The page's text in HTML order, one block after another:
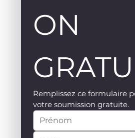
ON
Remplissez ce formulaire
votre soumission gratuite.